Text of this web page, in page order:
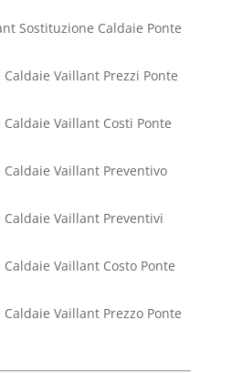
Sostituzione Caldaie Ponte
Vaillant Prezzi Ponte
Vaillant Costi Ponte
Vaillant Preventivo
Vaillant Preventivi
Vaillant Costo Ponte
Vaillant Prezzo Ponte